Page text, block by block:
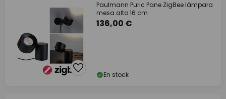
Paulmann Puric Pane ZigBee lámpara
mesa alto 16 cm
136,00 €
En stock